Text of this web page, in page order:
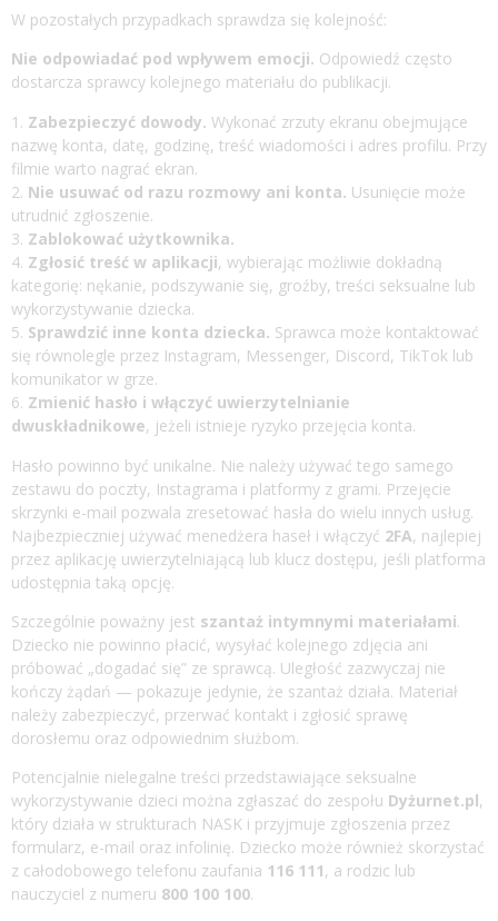
W pozostałych przypadkach sprawdza się kolejność:
Nie odpowiadać pod wpływem emocji. Odpowiedź często
dostarcza sprawcy kolejnego materiału do publikacji.
Zabezpieczyć dowody. Wykonać zrzuty ekranu obejmujące
nazwę konta, datę, godzinę, treść wiadomości i adres profilu. Przy
filmie warto nagrać ekran.
Nie usuwać od razu rozmowy ani konta. Usunięcie może
utrudnić zgłoszenie.
Zablokować użytkownika.
Zgłosić treść w aplikacji, wybierając możliwie dokładną
kategorię: nękanie, podszywanie się, groźby, treści seksualne lub
wykorzystywanie dziecka.
Sprawdzić inne konta dziecka. Sprawca może kontaktować
się równolegle przez Instagram, Messenger, Discord, TikTok lub
komunikator w grze.
Zmienić hasło i włączyć uwierzytelnianie
dwuskładnikowe, jeżeli istnieje ryzyko przejęcia konta.
Hasło powinno być unikalne. Nie należy używać tego samego
zestawu do poczty, Instagrama i platformy z grami. Przejęcie
skrzynki e-mail pozwala zresetować hasła do wielu innych usług.
Najbezpieczniej używać menedżera haseł i włączyć 2FA, najlepiej
przez aplikację uwierzytelniającą lub klucz dostępu, jeśli platforma
udostępnia taką opcję.
Szczególnie poważny jest szantaż intymnymi materiałami.
Dziecko nie powinno płacić, wysyłać kolejnego zdjęcia ani
próbować „dogadać się” ze sprawcą. Uległość zazwyczaj nie
kończy żądań — pokazuje jedynie, że szantaż działa. Materiał
należy zabezpieczyć, przerwać kontakt i zgłosić sprawę
dorosłemu oraz odpowiednim służbom.
Potencjalnie nielegalne treści przedstawiające seksualne
wykorzystywanie dzieci można zgłaszać do zespołu Dyżurnet.pl,
który działa w strukturach NASK i przyjmuje zgłoszenia przez
formularz, e-mail oraz infolinię. Dziecko może również skorzystać
z całodobowego telefonu zaufania 116 111, a rodzic lub
nauczyciel z numeru 800 100 100.